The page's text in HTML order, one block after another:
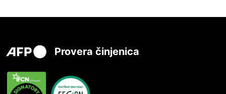
Provera činjenica